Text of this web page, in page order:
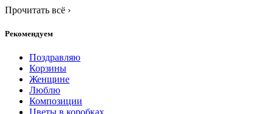
Прочитать всё ›
Рекомендуем
Поздравляю
Корзины
Женщине
Люблю
Композиции
Цветы в коробках